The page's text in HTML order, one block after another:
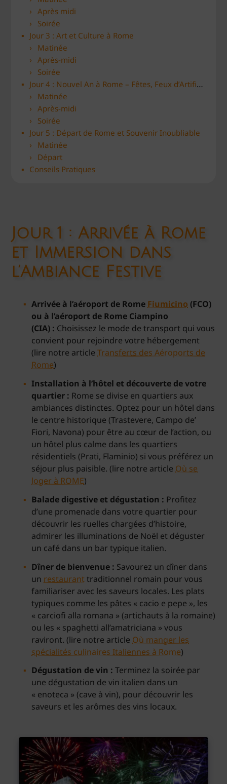
Après midi
Soirée
Jour 3 : Art et Culture à Rome
Matinée
Après-midi
Soirée
Jour 4 : Nouvel An à Rome – Fêtes, Feux d’Artifice et Traditions Italiennes
Matinée
Après-midi
Soirée
Jour 5 : Départ de Rome et Souvenir Inoubliable
Matinée
Départ
Conseils Pratiques
Jour 1 : Arrivée à Rome
et Immersion dans
l’Ambiance Festive
Arrivée à l’aéroport de Rome Fiumicino (FCO)
ou à l’aéroport de Rome Ciampino
(CIA) : Choisissez le mode de transport qui vous
convient pour rejoindre votre hébergement
(lire notre articleTransferts des Aéroports de
Rome)
Installation à l’hôtel et découverte de votre
quartier : Rome se divise en quartiers aux
ambiances distinctes. Optez pour un hôtel dans
le centre historique (Trastevere, Campo de’
Fiori, Navona) pour être au cœur de l’action, ou
un hôtel plus calme dans les quartiers
résidentiels (Prati, Flaminio) si vous préférez un
séjour plus paisible. (lire notre article Où se
loger à ROME)
Balade digestive et dégustation : Profitez
d’une promenade dans votre quartier pour
découvrir les ruelles chargées d’histoire,
admirer les illuminations de Noël et déguster
un café dans un bar typique italien.
Dîner de bienvenue : Savourez un dîner dans
un restauranttraditionnel romain pour vous
familiariser avec les saveurs locales. Les plats
typiques comme les pâtes « cacio e pepe », les
« carciofi alla romana » (artichauts à la romaine)
ou les « spaghetti all’amatriciana » vous
raviront. (lire notre article Où manger les
spécialités culinaires Italiennes à Rome)
Dégustation de vin : Terminez la soirée par
une dégustation de vin italien dans un
« enoteca » (cave à vin), pour découvrir les
saveurs et les arômes des vins locaux.